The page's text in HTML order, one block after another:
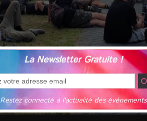
La Newsletter Gratuite !
Restez connecté à l'actualité des événements